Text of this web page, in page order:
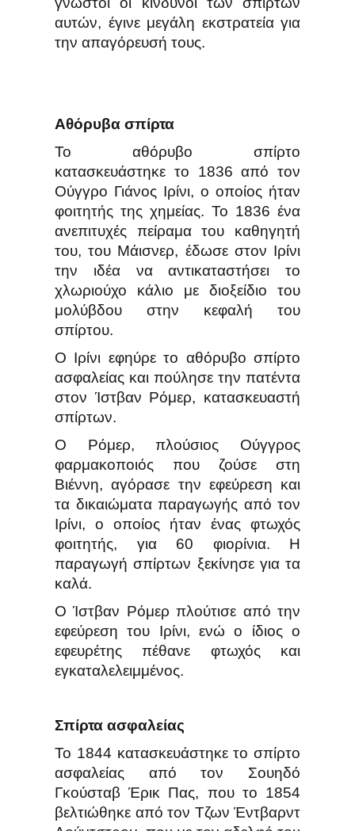
αυτών, έγινε μεγάλη εκστρατεία για
την απαγόρευσή τους.
Αθόρυβα σπίρτα
Το αθόρυβο σπίρτο
κατασκευάστηκε το 1836 από τον
Ούγγρο Γιάνος Ιρίνι, ο οποίος ήταν
φοιτητής της χημείας. Το 1836 ένα
ανεπιτυχές πείραμα του καθηγητή
του, του Μάισνερ, έδωσε στον Ιρίνι
την ιδέα να αντικαταστήσει το
χλωριούχο κάλιο με διοξείδιο του
μολύβδου στην κεφαλή του
σπίρτου.
Ο Ιρίνι εφηύρε το αθόρυβο σπίρτο
ασφαλείας και πούλησε την πατέντα
στον Ίστβαν Ρόμερ, κατασκευαστή
σπίρτων.
Ο Ρόμερ, πλούσιος Ούγγρος
φαρμακοποιός που ζούσε στη
Βιέννη, αγόρασε την εφεύρεση και
τα δικαιώματα παραγωγής από τον
Ιρίνι, ο οποίος ήταν ένας φτωχός
φοιτητής, για 60 φιορίνια. Η
παραγωγή σπίρτων ξεκίνησε για τα
καλά.
Ο Ίστβαν Ρόμερ πλούτισε από την
εφεύρεση του Ιρίνι, ενώ ο ίδιος ο
εφευρέτης πέθανε φτωχός και
εγκαταλελειμμένος.
Σπίρτα ασφαλείας
Το 1844 κατασκευάστηκε το σπίρτο
ασφαλείας από τον Σουηδό
Γκούσταβ Έρικ Πας, που το 1854
βελτιώθηκε από τον Τζων Έντβαρντ